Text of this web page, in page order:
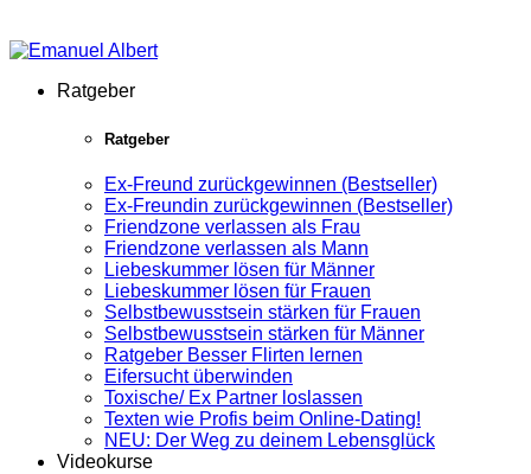
Ratgeber
Ratgeber
Ex-Freund zurückgewinnen (Bestseller)
Ex-Freundin zurückgewinnen (Bestseller)
Friendzone verlassen als Frau
Friendzone verlassen als Mann
Liebeskummer lösen für Männer
Liebeskummer lösen für Frauen
Selbstbewusstsein stärken für Frauen
Selbstbewusstsein stärken für Männer
Ratgeber Besser Flirten lernen
Eifersucht überwinden
Toxische/ Ex Partner loslassen
Texten wie Profis beim Online-Dating!
NEU: Der Weg zu deinem Lebensglück
Videokurse